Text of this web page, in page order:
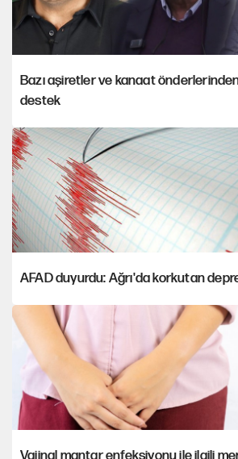
Bazı aşiretler ve kanaat
destek
AFAD duyurdu: Ağrı'da korkutan
Vajinal mantar enfeksiyonu ile ilgili